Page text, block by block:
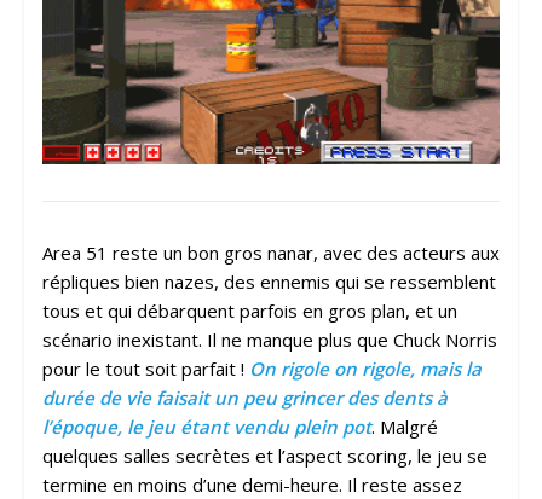
Area 51 reste un bon gros nanar, avec des acteurs aux
répliques bien nazes, des ennemis qui se ressemblent
tous et qui débarquent parfois en gros plan, et un
scénario inexistant. Il ne manque plus que Chuck Norris
pour le tout soit parfait ! On rigole on rigole, mais la
durée de vie faisait un peu grincer des dents à
l’époque, le jeu étant vendu plein pot. Malgré
quelques salles secrètes et l’aspect scoring, le jeu se
termine en moins d’une demi-heure. Il reste assez